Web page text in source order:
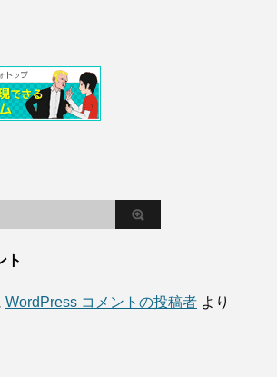
ト
WordPress コメントの投稿者 より